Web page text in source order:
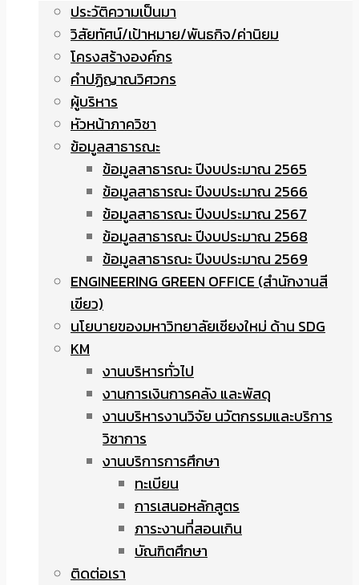
ประวัติความเป็นมา
วิสัยทัศน์/เป้าหมาย/พันธกิจ/ค่านิยม
โครงสร้างองค์กร
คำปฏิญาณวิศวกร
ผู้บริหาร
หัวหน้าภาควิชา
ข้อมูลสาธารณะ
ข้อมูลสาธารณะ ปีงบประมาณ 2565
ข้อมูลสาธารณะ ปีงบประมาณ 2566
ข้อมูลสาธารณะ ปีงบประมาณ 2567
ข้อมูลสาธารณะ ปีงบประมาณ 2568
ข้อมูลสาธารณะ ปีงบประมาณ 2569
ENGINEERING GREEN OFFICE (สำนักงานสี
เขียว)
นโยบายของมหาวิทยาลัยเชียงใหม่ ด้าน SDG
KM
งานบริหารทั่วไป
งานการเงินการคลัง และพัสดุ
งานบริหารงานวิจัย นวัตกรรมและบริการ
วิชาการ
งานบริการการศึกษา
ทะเบียน
การเสนอหลักสูตร
ภาระงานที่สอนเกิน
บัณฑิตศึกษา
ติดต่อเรา